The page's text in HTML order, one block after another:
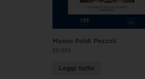
Museo Poldi Pezzoli
20,00€
Leggi tutto